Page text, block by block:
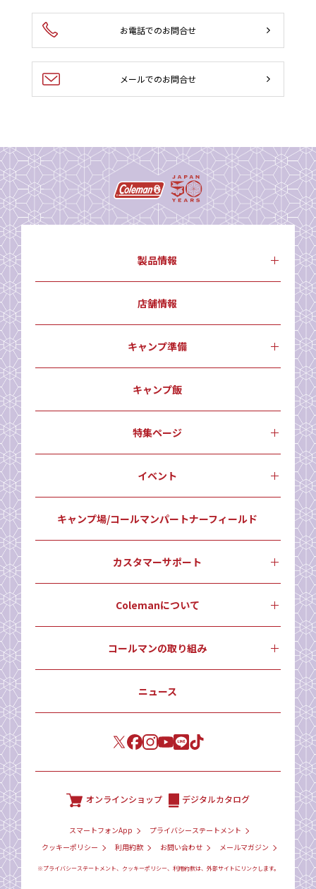
お電話でのお問合せ
メールでのお問合せ
製品情報
店舗情報
キャンプ準備
キャンプ飯
特集ページ
イベント
キャンプ場/コールマンパートナーフィールド
カスタマーサポート
Colemanについて
コールマンの取り組み
ニュース
オンラインショップ デジタルカタログ
スマートフォンApp
プライバシーステートメント
クッキーポリシー
利用約款 お問い合わせ メールマガジン
※プライバシーステートメント、クッキーポリシー、利用約款は、外部サイトにリンクします。